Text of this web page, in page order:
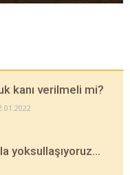
kanı verilmeli mi?
yoksullaşıyoruz…